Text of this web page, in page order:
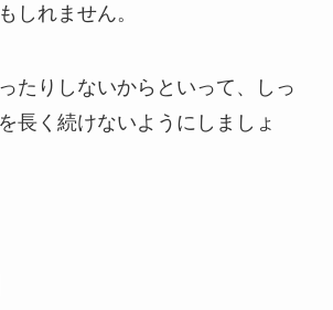
しれません。
たりしないからといって、しっ
長く続けないようにしましょ